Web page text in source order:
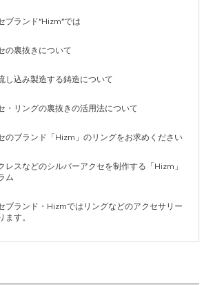
ブランド“Hizm”では
の裏抜きについて
し込み製造する鋳造について
・リングの裏抜きの活用法について
のブランド「Hizm」のリングをお求めください
レスなどのシルバーアクセを制作する「Hizm」
ム
ブランド・Hizmではリングなどのアクセサリー
ます。